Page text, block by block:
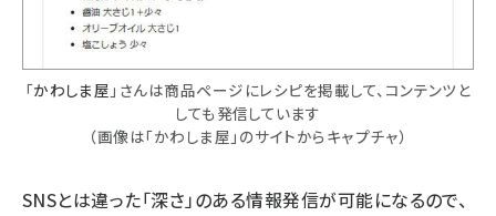
「かわしま屋 」さんは商品ページにレシピを掲載して、コンテンツと
しても発信しています
（画像は「かわしま屋」のサイトからキャプチャ）
SNSとは違った「深さ」のある情報発信が可能になるので、